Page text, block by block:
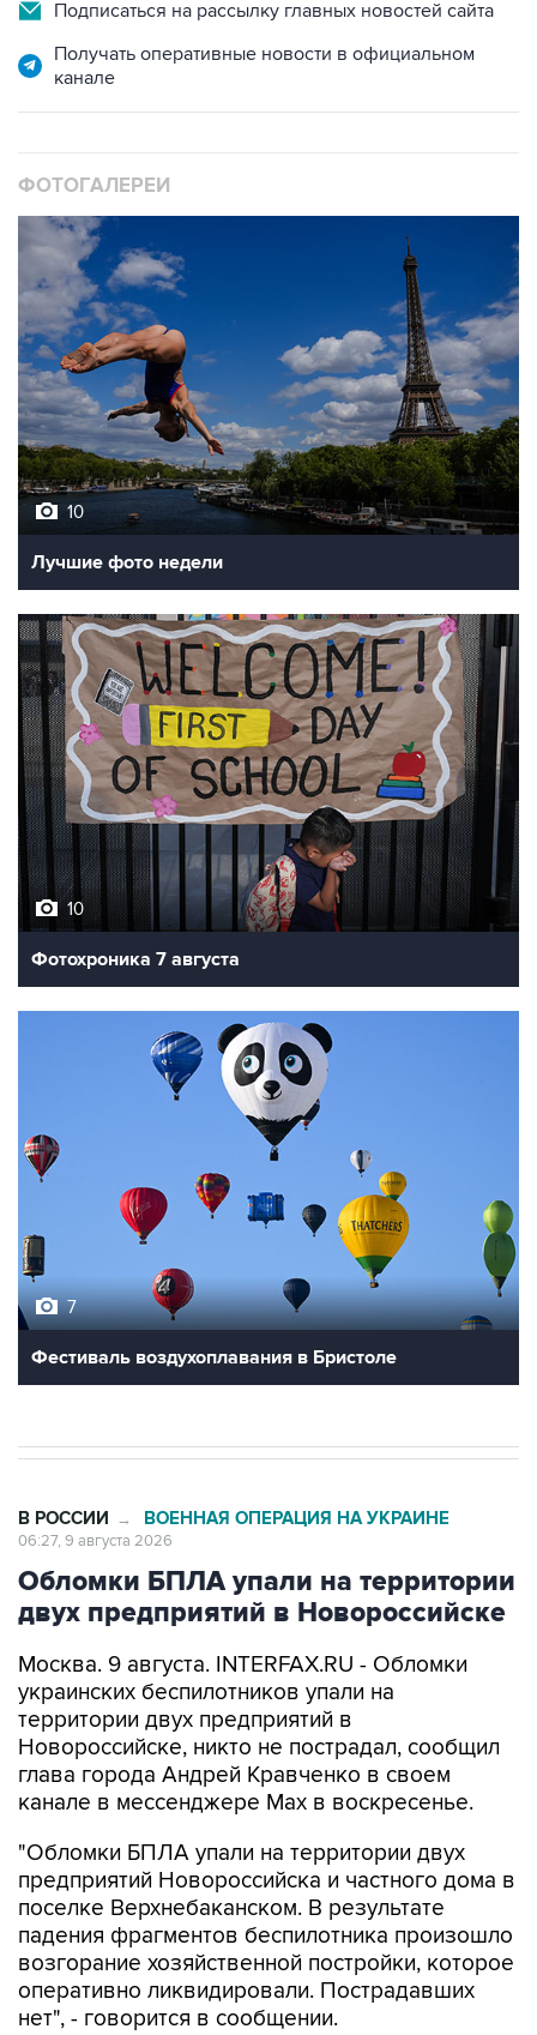
Подписаться на рассылку главных новостей сайта
Получать оперативные новости в официальном
канале
ФОТОГАЛЕРЕИ
10
Лучшие фото недели
10
Фотохроника 7 августа
7
Фестиваль воздухоплавания в Бристоле
В РОССИИ → ВОЕННАЯ ОПЕРАЦИЯ НА УКРАИНЕ
06:27, 9 августа 2026
Обломки БПЛА упали на территории
двух предприятий в Новороссийске
Москва. 9 августа. INTERFAX.RU - Обломки
украинских беспилотников упали на
территории двух предприятий в
Новороссийске, никто не пострадал, сообщил
глава города Андрей Кравченко в своем
канале в мессенджере Max в воскресенье.
"Обломки БПЛА упали на территории двух
предприятий Новороссийска и частного дома в
поселке Верхнебаканском. В результате
падения фрагментов беспилотника произошло
возгорание хозяйственной постройки, которое
оперативно ликвидировали. Пострадавших
нет", - говорится в сообщении.